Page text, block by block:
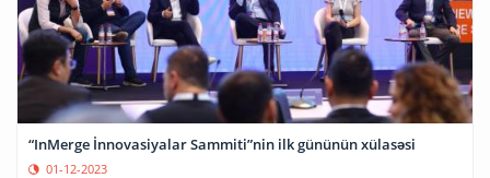
“InMerge İnnovasiyalar Sammiti”nin ilk gününün xülasəsi
01-12-2023